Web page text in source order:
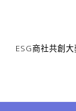
ESG商社共創